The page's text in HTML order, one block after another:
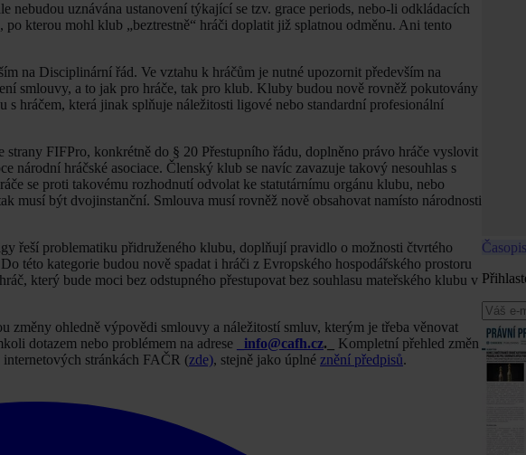
uznávána ustanovení týkající se tzv. grace periods, nebo-li odkládacích
kterou mohl klub „beztrestně“ hráči doplatit již splatnou odměnu. Ani tento
na Disciplinární řád. Ve vztahu k hráčům je nutné upozornit především na
smlouvy, a to jak pro hráče, tak pro klub. Kluby budou nově rovněž pokutovány
hráčem, která jinak splňuje náležitosti ligové nebo standardní profesionální
FIFPro, konkrétně do § 20 Přestupního řádu, doplněno právo hráče vyslovit
národní hráčské asociace. Členský klub se navíc zavazuje takový nesouhlas s
se proti takovému rozhodnutí odvolat ke statutárnímu orgánu klubu, nebo
být dvojinstanční. Smlouva musí rovněž nově obsahovat namísto národnosti
řeší problematiku přidruženého klubu, doplňují pravidlo o možnosti čtvrtého
této kategorie budou nově spadat i hráči z Evropského hospodářského prostoru
který bude moci bez odstupného přestupovat bez souhlasu mateřského klubu v
změny ohledně výpovědi smlouvy a náležitostí smluv, kterým je třeba věnovat
dotazem nebo problémem na adrese
_info@cafh.cz._
Kompletní přehled změn
stránkách FAČR (zde), stejně jako úplné znění předpisů.
Časopis